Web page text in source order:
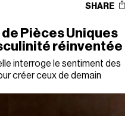
SHARE
Pièces Uniques
réinventée
interroge le sentiment des
créer ceux de demain